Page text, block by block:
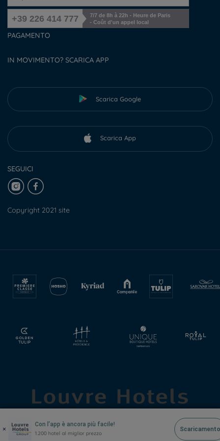
+39 226 414 777
7/7 de 8h à 22h - Heure de Paris
- Coût d'un appel local
PAGAMENTO
IN MOVIMENTO? SCARICA APP
Scarica Google
Scarica App
SEGUICI
Copyright 2021 site
× Con l’app è ancora più facile!
1.200 hotel al miglior prezzo
Scaricamento